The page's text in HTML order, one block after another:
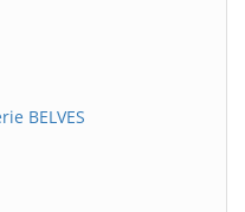
BELVES